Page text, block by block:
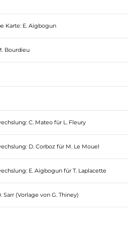
Karte: E. Aigbogun
Bourdieu
C. Mateo für L. Fleury
D. Corboz für M. Le Mouel
E. Aigbogun für T. Laplacette
Sarr (Vorlage von G. Thiney)